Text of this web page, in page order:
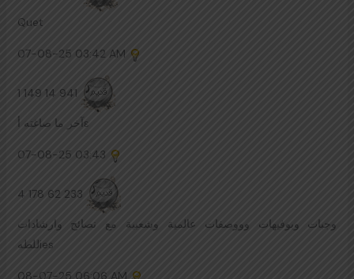
Quet
07-08-25 03:42 AM
1 149 14 941
آخر ما صاغته أε
07-08-25 03:43
4 178 62 233
وجبات وبوفيهات وووصفات عالمية وشعبية مع نصائح وارشادات
للطهies
08-07-25 06:06 AM